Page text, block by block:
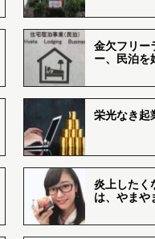
金欠フリー
ー、民泊を
栄光なき起
炎上したく
は、やまや